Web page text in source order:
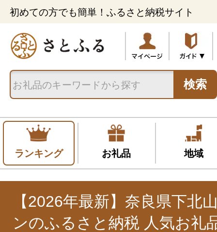
初めての方でも簡単！ふるさと納税サイト
検索
ランキング お礼品 地域
【2026年最新】奈良県下北
ンのふるさと納税 人気お礼